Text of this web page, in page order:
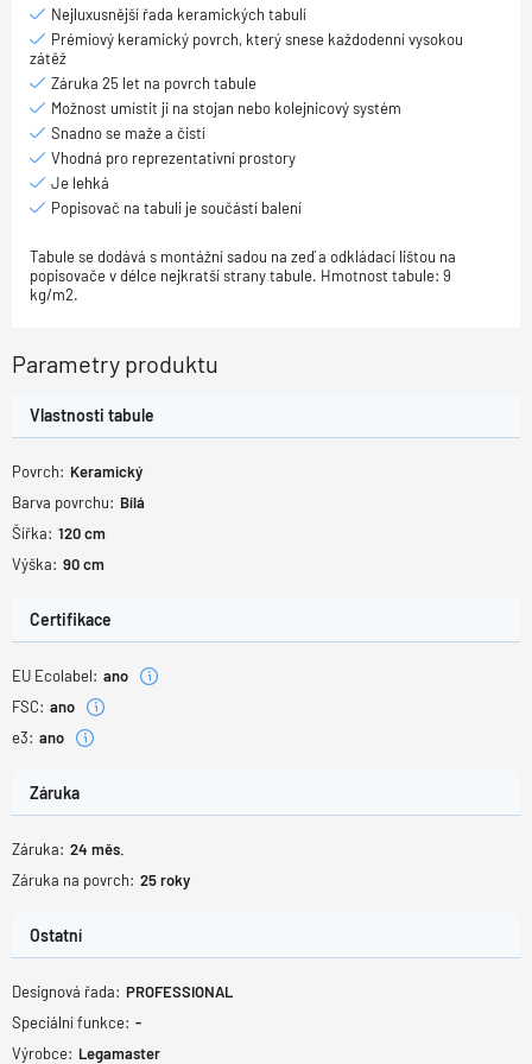
Nejluxusnější řada keramických tabulí
Prémiový keramický povrch, který snese každodenní vysokou
zátěž
Záruka 25 let na povrch tabule
Možnost umístit ji na stojan nebo kolejnicový systém
Snadno se maže a čistí
Vhodná pro reprezentativní prostory
Je lehká
Popisovač na tabuli je součástí balení
Tabule se dodává s montážní sadou na zeď a odkládací lištou na
popisovače v délce nejkratší strany tabule. Hmotnost tabule: 9
kg/m2.
Parametry produktu
Vlastnosti tabule
Povrch: Keramický
Barva povrchu: Bílá
Šířka: 120cm
Výška: 90cm
Certifikace
EU Ecolabel: ano
FSC: ano
e3: ano
Záruka
Záruka: 24 měs.
Záruka na povrch: 25roky
Ostatní
Designová řada: PROFESSIONAL
Speciální funkce: -
Výrobce: Legamaster